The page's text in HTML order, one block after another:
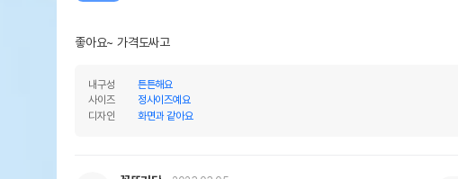
좋아요~ 가격도싸고
내구성
튼튼해요
사이즈
정사이즈예요
디자인
화면과 같아요